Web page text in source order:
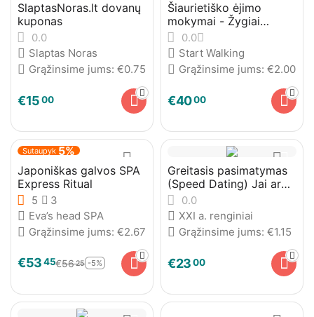
SlaptasNoras.lt dovanų
kuponas
0.0
Slaptas Noras
Grąžinsime jums: €0.75
€1500
Šiaurietiško ėjimo
mokymai - Žygiai
Vilniuje
0.0
Start Walking
Grąžinsime jums: €2.00
€4000
Sutaupyk 5%
Japoniškas galvos SPA
Express Ritual
5
3
Eva’s head SPA
Grąžinsime jums: €2.67
€5345€5625 -5%
Greitasis pasimatymas
(Speed Dating) Jai ar
Jam0.0
XXI a. renginiai
Grąžinsime jums: €1.15
€2300